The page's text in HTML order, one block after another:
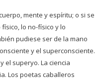
mente y espíritu; o si se
lo no-físico y lo
pudiese ser de la mano
y el superconsciente.
el superyo. La ciencia
Los poetas caballeros